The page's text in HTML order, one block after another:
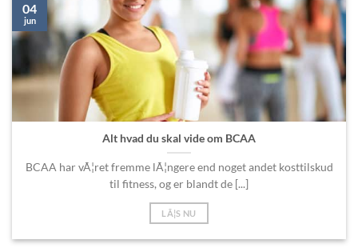
Alt hvad du skal vide om BCAA
BCAA har vÃ¦ret fremme lÃ¦ngere end noget andet kosttilskud
til fitness, og er blandt de [...]
LÃ¦S NU
04
jun